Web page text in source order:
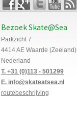
Bezoek Skate@Sea
Parkzicht 7
4414 AE Waarde (Zeeland)
Nederland
T. +31 (0)113 - 501299
E. info@skateatsea.nl
routebeschrijving